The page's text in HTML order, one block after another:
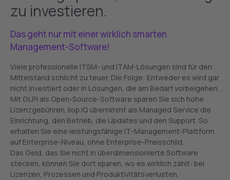
zu investieren.
Das geht nur mit einer wirklich smarten
Management-Software!
Viele professionelle ITSM- und ITAM-Lösungen sind für den
Mittelstand schlicht zu teuer. Die Folge: Entweder es wird gar
nicht investiert oder in Lösungen, die am Bedarf vorbeigehen.
Mit GLPI als Open-Source-Software sparen Sie sich hohe
Lizenzgebühren. liop iQ übernimmt als Managed Service die
Einrichtung, den Betrieb, die Updates und den Support. So
erhalten Sie eine leistungsfähige IT-Management-Plattform
auf Enterprise-Niveau, ohne Enterprise-Preisschild.
Das Geld, das Sie nicht in überdimensionierte Software
stecken, können Sie dort sparen, wo es wirklich zählt: bei
Lizenzen, Prozessen und Produktivitätsverlusten.